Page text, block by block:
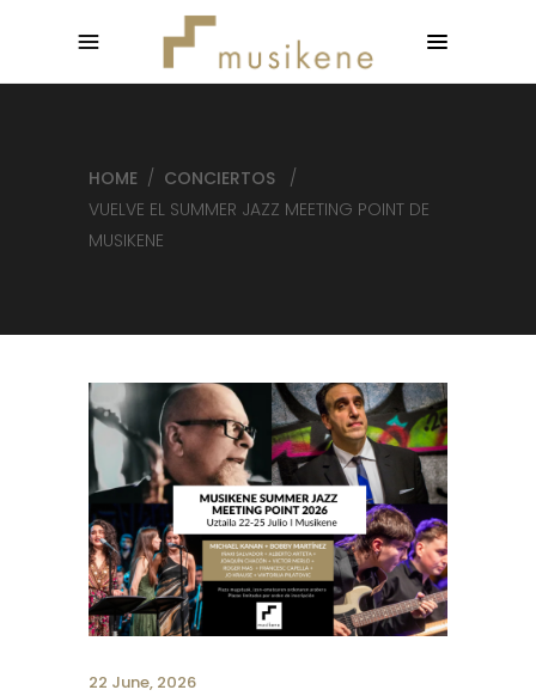
HOME / CONCIERTOS
/
VUELVE EL SUMMER JAZZ MEETING POINT DE
MUSIKENE
22 June, 2026